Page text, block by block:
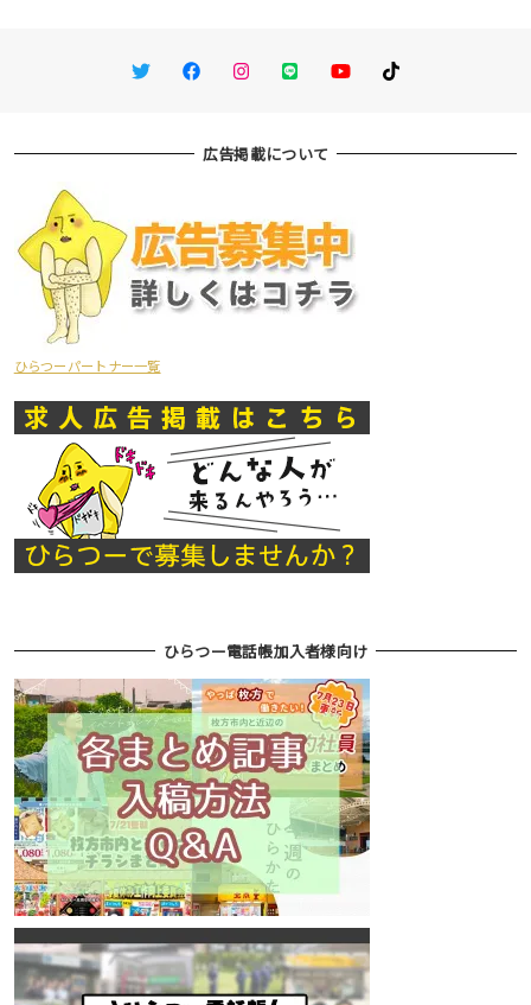
TwitterFacebookInstagram
LINE You TubeTikTok
広告掲載について
ひらつーパートナー一覧
ひらつー電話帳加入者様向け